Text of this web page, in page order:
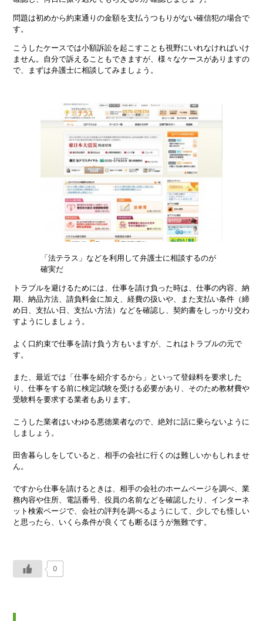
問題は初めから約束通りの金額を支払うつもりがない確信犯の場合で
す。
こうしたケースでは小額訴訟を起こすことも視野にいれなければいけ
ません。自分で訴えることもできますが、様々なケースがありますの
で、まずは弁護士に相談してみましょう。
「法テラス」などを利用して弁護士に相談するのが
確実だ
トラブルを避けるためには、仕事を請け負った時は、仕事の内容、納
期、納品方法、請負料金に加え、経費の扱いや、また支払い条件（締
め日、支払い日、支払い方法）などを確認し、契約書をしっかり交わ
すようにしましょう。
よく口約束で仕事を請け負う方もいますが、これはトラブルの元で
す。
また、最近では「仕事を紹介するから」といって登録料を要求した
り、仕事をする前に検定試験を受ける必要があり、そのため教材費や
受験料を要求する業者もあります。
こうした業者はいわゆる悪徳業者なので、絶対に話に乗らないように
しましょう。
田舎暮らしをしていると、相手の会社に行くのは難しいかもしれませ
ん。
ですから仕事を請けるときは、相手の会社のホームページを調べ、業
務内容や住所、電話番号、役員の名前などを確認したり、インターネ
ット検索ページで、会社の評判を調べるようにして、少しでも怪しい
と思ったら、いくら条件が良くても断るほうが無難です。
0